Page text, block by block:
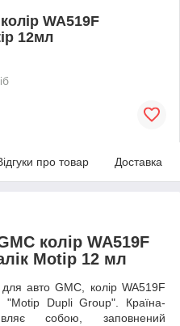
WA519F
12мл
про товар Доставка
колір WA519F
Motip 12 мл
для авто GMC, колір WA519F
"Motip Dupli Group". Країна-
собою, заповнений